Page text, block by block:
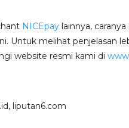
NICEpay lainnya,
Untuk melihat penjelasan
website resmi kami di
liputan6.com